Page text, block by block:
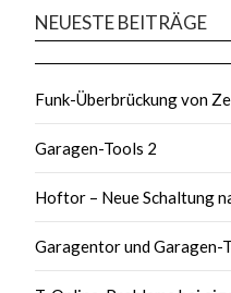
NEUESTE BEITRÄGE
Funk-Überbrückung von
Garagen-Tools 2
Hoftor – Neue Schaltung
Garagentor und Garagen-